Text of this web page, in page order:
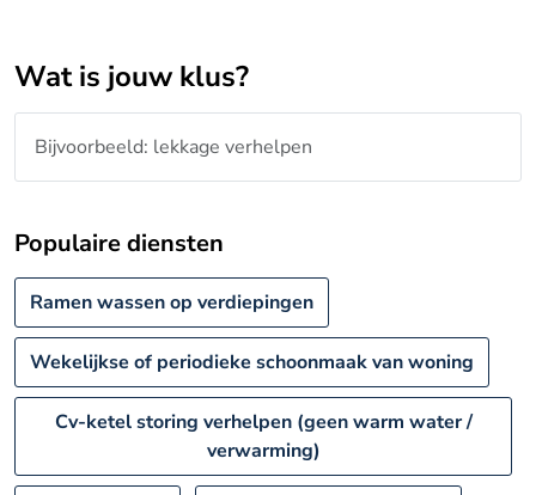
Wat is jouw klus?
Populaire diensten
Ramen wassen op verdiepingen
Wekelijkse of periodieke schoonmaak van woning
Cv-ketel storing verhelpen (geen warm water /
verwarming)